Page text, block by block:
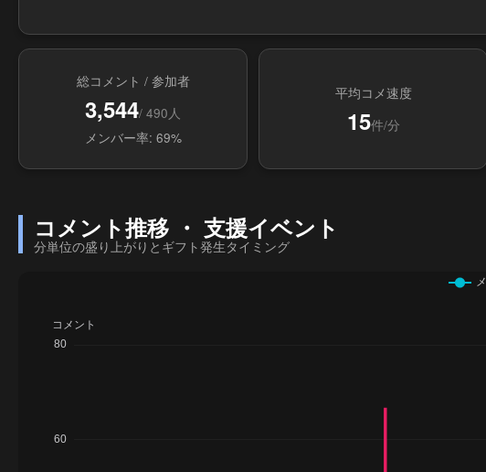
総コメント / 参加者
3,544/ 490人
メンバー率: 69%
平均コメ速度
15件/分
コメント推移 ・ 支援イベント
分単位の盛り上がりとギフト発生タイミング